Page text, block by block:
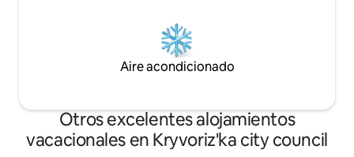
Aire acondicionado
Otros excelentes alojamientos
vacacionales en Kryvoriz'ka city council